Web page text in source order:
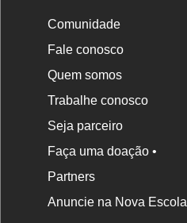
Comunidade
Fale conosco
Quem somos
Trabalhe conosco
Seja parceiro
Faça uma doação •
Partners
Anuncie na Nova Escola